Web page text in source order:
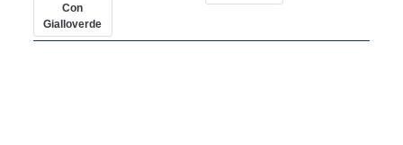
Con
Gialloverde